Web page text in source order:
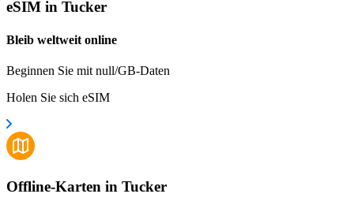
eSIM in Tucker
Bleib weltweit online
Beginnen Sie mit null/GB-Daten
Holen Sie sich eSIM
Offline-Karten in Tucker